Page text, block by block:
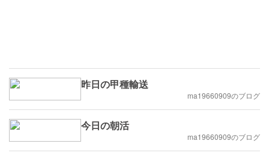
昨日の甲種輸送
ma19660909のブログ
今日の朝活
ma19660909のブログ